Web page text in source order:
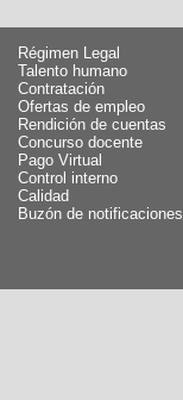
Régimen Legal
Talento humano
Contratación
Ofertas de empleo
Rendición de cuentas
Concurso docente
Pago Virtual
Control interno
Calidad
Buzón de notificaciones